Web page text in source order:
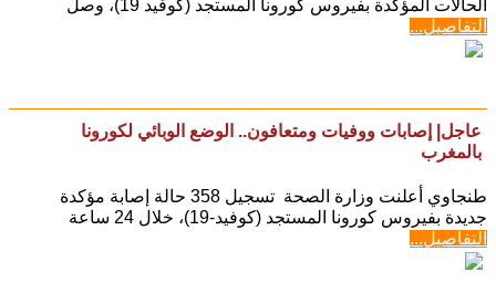
الحالات المؤكدة بفيروس كورونا المستجد (كوفيد 19)، وصل
التفاصيل...
عاجل| إصابات ووفيات ومتعافون.. الوضع الوبائي لكورونا
بالمغرب
طنجاوي أعلنت وزارة الصحة تسجيل 358 حالة إصابة مؤكدة
جديدة بفيروس كورونا المستجد (كوفيد-19)، خلال 24 ساعة
التفاصيل...